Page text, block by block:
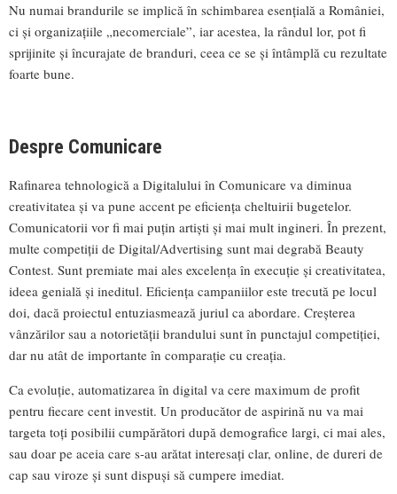
Nu numai brandurile se implică în schimbarea esențială a României,
ci și organizațiile „necomerciale”, iar acestea, la rândul lor, pot fi
sprijinite și încurajate de branduri, ceea ce se și întâmplă cu rezultate
foarte bune.
Despre Comunicare
Rafinarea tehnologică a Digitalului în Comunicare va diminua
creativitatea și va pune accent pe eficiența cheltuirii bugetelor.
Comunicatorii vor fi mai puțin artiști și mai mult ingineri. În prezent,
multe competiții de Digital/Advertising sunt mai degrabă Beauty
Contest. Sunt premiate mai ales excelența în execuție și creativitatea,
ideea genială și ineditul. Eficiența campaniilor este trecută pe locul
doi, dacă proiectul entuziasmează juriul ca abordare. Creșterea
vânzărilor sau a notorietății brandului sunt în punctajul competiției,
dar nu atât de importante în comparație cu creația.
Ca evoluție, automatizarea în digital va cere maximum de profit
pentru fiecare cent investit. Un producător de aspirină nu va mai
targeta toți posibilii cumpărători după demografice largi, ci mai ales,
sau doar pe aceia care s-au arătat interesați clar, online, de dureri de
cap sau viroze și sunt dispuși să cumpere imediat.